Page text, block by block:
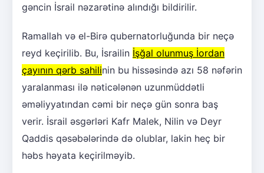
gəncin İsrail nəzarətinə alındığı bildirilir.
Ramallah və el-Birə qubernatorluğunda bir neçə
reyd keçirilib. Bu, İsrailin İşğal olunmuş İordan
çayının qərb sahilinin bu hissəsində azı 58 nəfərin
yaralanması ilə nəticələnən uzunmüddətli
əməliyyatından cəmi bir neçə gün sonra baş
verir. İsrail əsgərləri Kafr Malek, Nilin və Deyr
Qaddis qəsəbələrində də olublar, lakin heç bir
həbs həyata keçirilməyib.